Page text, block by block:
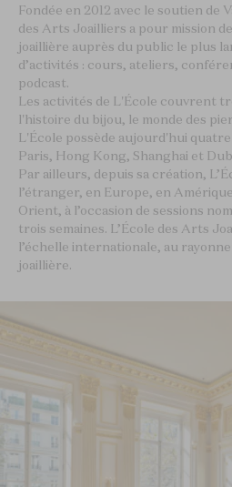
Fondée en 2012 avec le soutien de
des Arts Joailliers a pour mission
joaillière auprès du public le plus
d’activités : cours, ateliers,
podcast.
Les activités de L'École couvrent
l'histoire du bijou, le monde des
L'École possède aujourd'hui
Paris, Hong Kong, Shanghai et
Par ailleurs, depuis sa création,
l’étranger, en Europe, en
Orient, à l’occasion de sessions
trois semaines. L’École des Arts
l’échelle internationale, au
joaillière.